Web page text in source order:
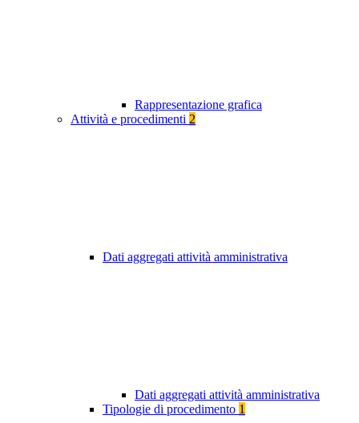
Rappresentazione grafica
Attività e procedimenti 2
Dati aggregati attività amministrativa
Dati aggregati attività amministrativa
Tipologie di procedimento 1